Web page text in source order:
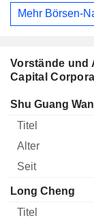
Mehr Börsen-
Vorstände und
Capital
Manager Titel
Shu Guang
Long Cheng